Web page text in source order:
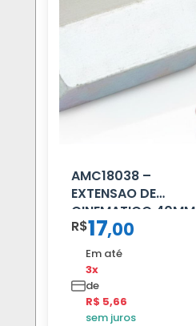
AMC18038 –
EXTENSAO DE
CINEMATICO 40MM
R$17,00
Em até
3x
de
R$ 5,66
sem juros